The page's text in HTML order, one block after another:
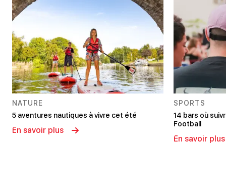
NATURE
5 aventures nautiques à vivre cet été
En savoir plus
SPORTS
14 bars où
Football
En savoir plus